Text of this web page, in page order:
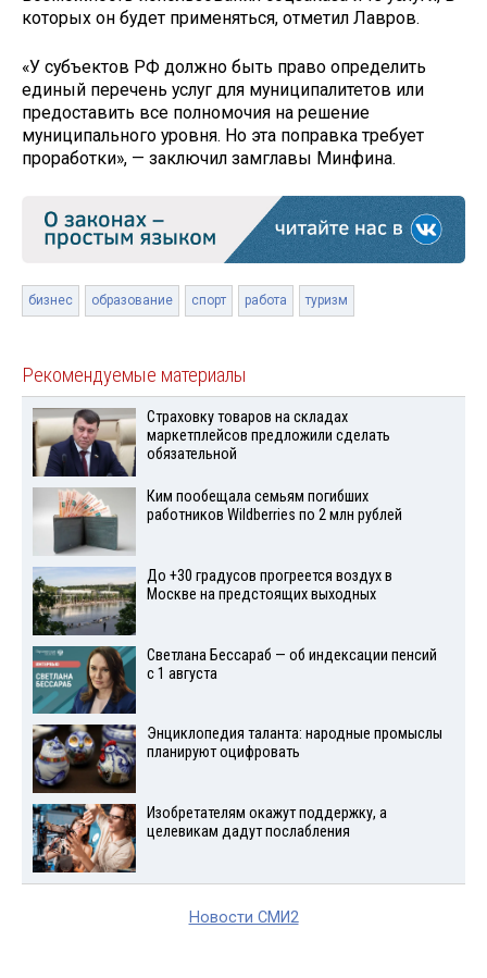
которых он будет применяться, отметил Лавров.
«У субъектов РФ должно быть право определить
единый перечень услуг для муниципалитетов или
предоставить все полномочия на решение
муниципального уровня. Но эта поправка требует
проработки», — заключил замглавы Минфина.
бизнес образование спорт работа туризм
Рекомендуемые материалы
Страховку товаров на складах
маркетплейсов предложили сделать
обязательной
Ким пообещала семьям погибших
работников Wildberries по 2 млн рублей
До +30 градусов прогреется воздух в
Москве на предстоящих выходных
Светлана Бессараб — об индексации пенсий
с 1 августа
Энциклопедия таланта: народные промыслы
планируют оцифровать
Изобретателям окажут поддержку, а
целевикам дадут послабления
Новости СМИ2